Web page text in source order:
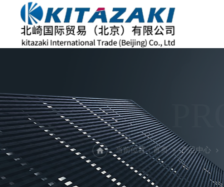
当前位置：首页 产品中心